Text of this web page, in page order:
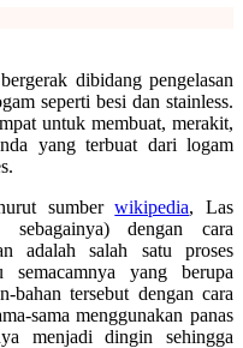
dibidang pengelasan
seperti besi dan stainless.
untuk membuat, merakit,
yang terbuat dari logam
sumberwikipedia, Las
dengan cara
adalah salah satu proses
yang berupa
bahan tersebut dengan cara
sama menggunakan panas
menjadi dingin sehingga